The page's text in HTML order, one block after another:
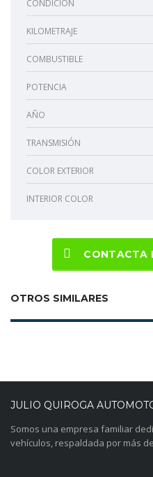
CONDICIÓN
KILOMETRAJE
COMBUSTIBLE
POTENCIA
AÑO
TRANSMISIÓN
COLOR EXTERIOR
INTERIOR COLOR
CONTACTA
OTROS SIMILARES
JULIO QUIROGA
Somos una empresa familiar
vehículos, respaldada por más